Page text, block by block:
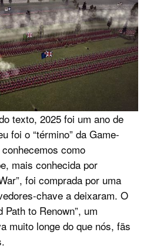
texto, 2025 foi um ano de
foi o “término” da Game-
como
mais conhecida por
foi comprada por uma
chave a deixaram. O
Path to Renown”, um
muito longe do que nós, fãs